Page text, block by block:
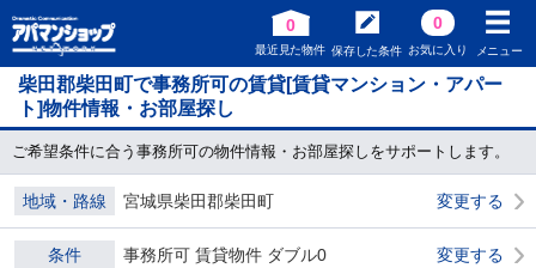
0
最近見た物件 保存した条件
0
お気に入り メニュー
柴田郡柴田町で事務所可の賃貸[賃貸マンション・アパー
ト]物件情報・お部屋探し
ご希望条件に合う事務所可の物件情報・お部屋探しをサポートします。
地域・路線 宮城県柴田郡柴田町 変更する
条件 事務所可 賃貸物件 ダブル0 変更する